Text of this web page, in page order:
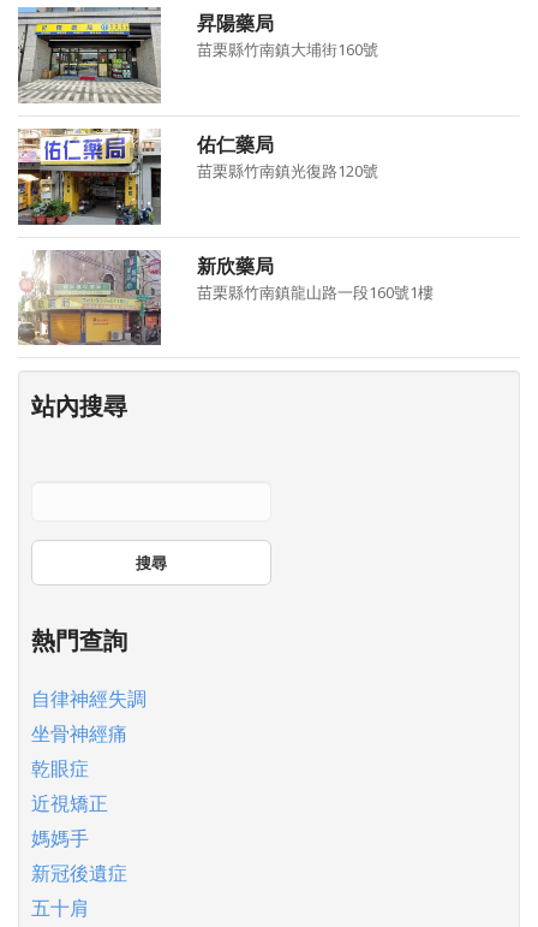
昇陽藥局
苗栗縣竹南鎮大埔街160號
佑仁藥局
苗栗縣竹南鎮光復路120號
新欣藥局
苗栗縣竹南鎮龍山路一段160號1樓
站內搜尋
搜尋
熱門查詢
自律神經失調
坐骨神經痛
乾眼症
近視矯正
媽媽手
新冠後遺症
五十肩